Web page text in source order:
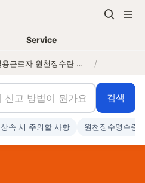
Service
일용근로자 원천징수란 무엇인가? /
검색
상속 시 주의할 사항 원천징수영수증